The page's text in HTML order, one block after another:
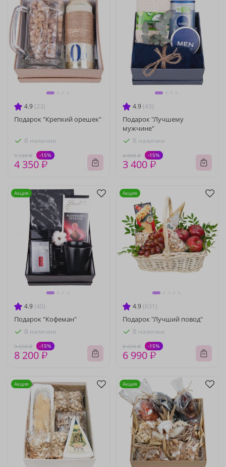
4.9 (23)
Подарок "Крепкий орешек"
В наличии
5 120 ₽ -15%
4 350 ₽
4.9 (43)
Подарок "Лучшему
мужчине"
В наличии
4 000 ₽ -15%
3 400 ₽
4.9 (40)
Подарок "Кофеман"
В наличии
9 650 ₽ -15%
8 200 ₽
Акция
4.9 (631)
Подарок "Лучший повод"
В наличии
8 220 ₽ -15%
6 990 ₽
Акция
Акция Акция